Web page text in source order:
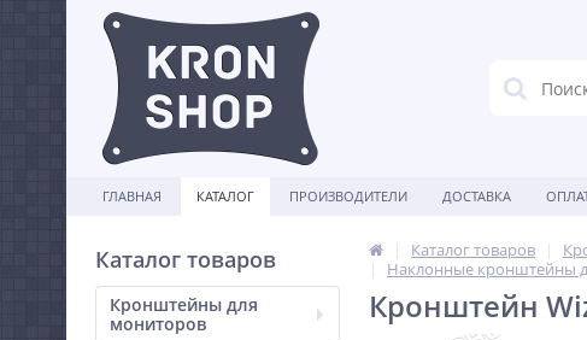
ГЛАВНАЯ КАТАЛОГ ПРОИЗВОДИТЕЛИ ДОСТАВКА
Каталог товаров
Кронштейны для
мониторов
Каталог товаров
Наклонные кронштейны
Кронштейн